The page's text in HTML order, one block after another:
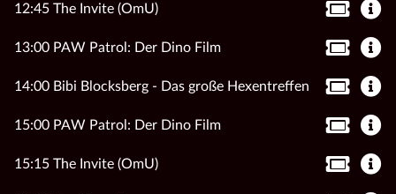
12:45 The Invite (OmU)
13:00 PAW Patrol: Der Dino Film
14:00 Bibi Blocksberg - Das große Hexentreffen
15:00 PAW Patrol: Der Dino Film
15:15 The Invite (OmU)